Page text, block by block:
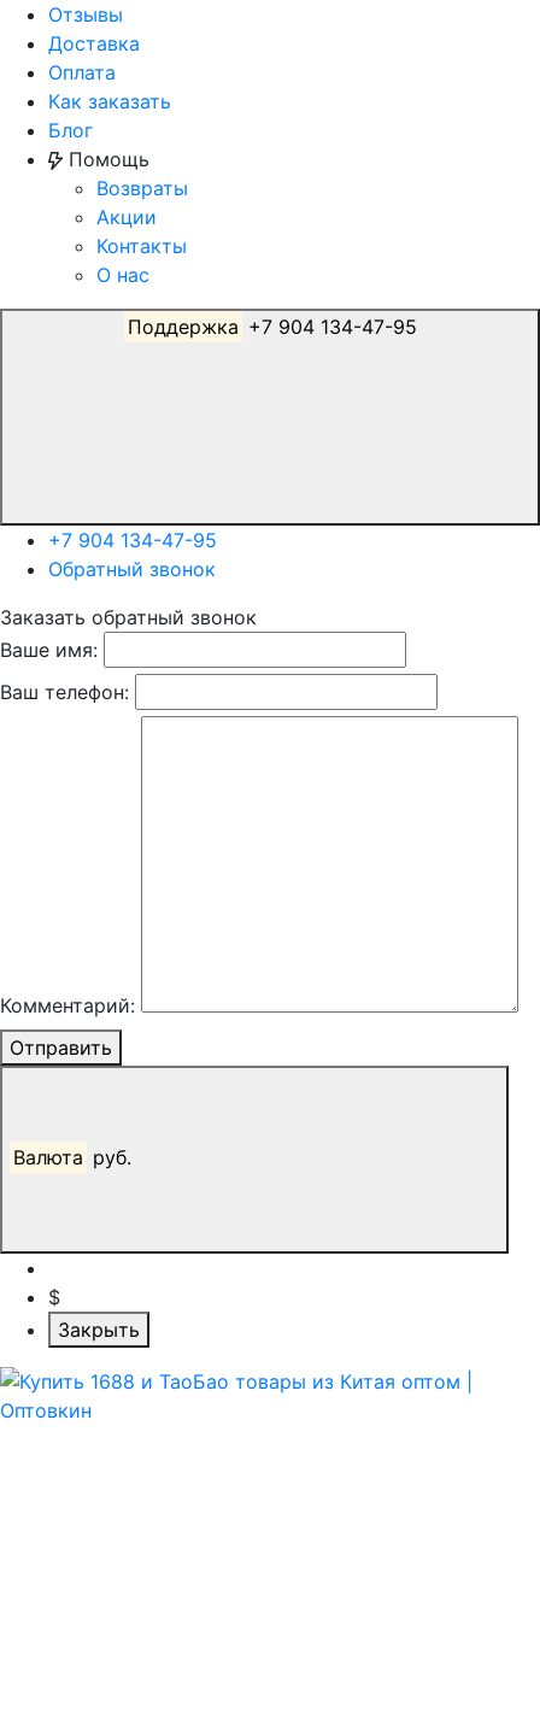
Отзывы
Доставка
Оплата
Как заказать
Блог
Помощь
Возвраты
Акции
Контакты
О нас
Поддержка
+7 904 134-47-95
Обратный звонок
Заказать обратный звонок
Ваше имя:
Ваш телефон:
Комментарий:
Отправить
Валюта руб.
$
Закрыть